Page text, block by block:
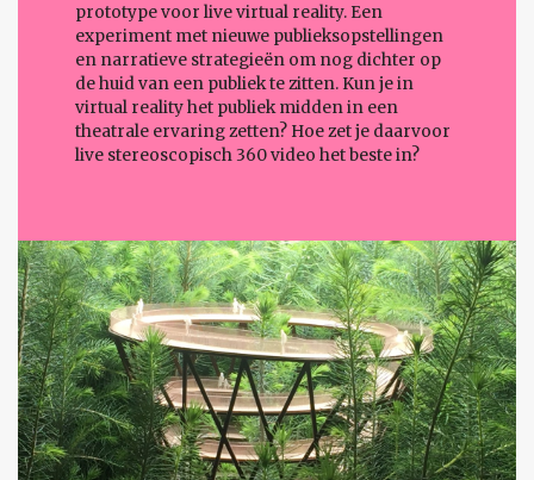
prototype voor live virtual reality. Een
experiment met nieuwe publieksopstellingen
en narratieve strategieën om nog dichter op
de huid van een publiek te zitten. Kun je in
virtual reality het publiek midden in een
theatrale ervaring zetten? Hoe zet je daarvoor
live stereoscopisch 360 video het beste in?